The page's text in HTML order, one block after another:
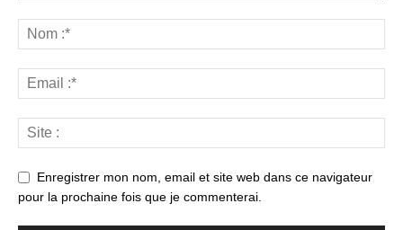
Enregistrer mon nom, email et site web dans ce navigateur
pour la prochaine fois que je commenterai.